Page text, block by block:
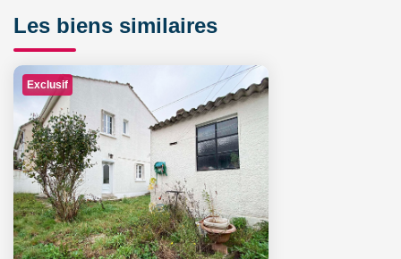
Les biens similaires
Exclusif